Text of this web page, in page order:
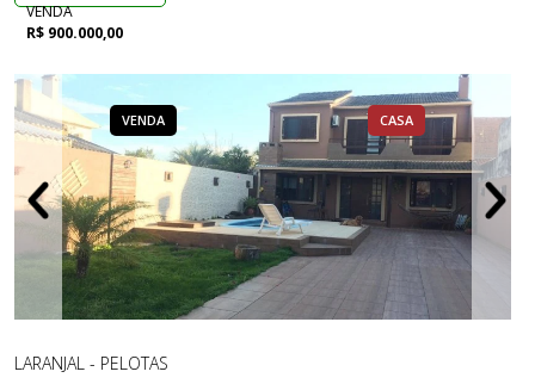
VENDA
R$ 900.000,00
VENDA CASA
LARANJAL - PELOTAS